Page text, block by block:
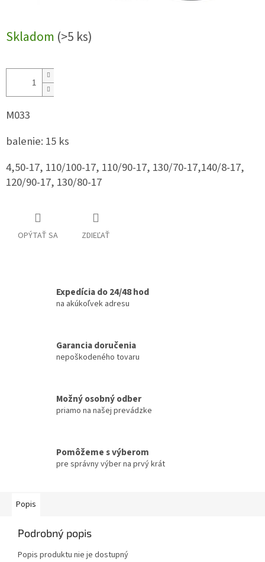
Skladom (>5 ks)
M033
balenie: 15 ks
4,50-17, 110/100-17, 110/90-17, 130/70-17,140/8-17,
120/90-17, 130/80-17
OPÝTAŤ SA ZDIEĽAŤ
Expedícia do 24/48 hod
na akúkoľvek adresu
Garancia doručenia
nepoškodeného tovaru
Možný osobný odber
priamo na našej prevádzke
Pomôžeme s výberom
pre správny výber na prvý krát
Popis
Podrobný popis
Popis produktu nie je dostupný